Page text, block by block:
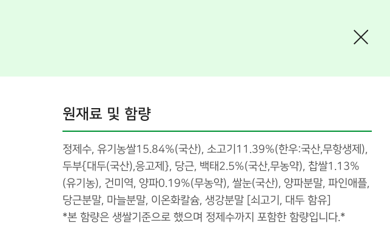
원재료 및 함량
정제수, 유기농쌀15.84%(국산), 소고기11.39%(한우:국산,무항생제),
두부{대두(국산),응고제}, 당근, 백태2.5%(국산,무농약), 찹쌀1.13%
(유기농), 건미역, 양파0.19%(무농약), 쌀눈(국산), 양파분말, 파인애플,
당근분말, 마늘분말, 이온화칼슘, 생강분말 [쇠고기, 대두 함유]
*본 함량은 생쌀기준으로 했으며 정제수까지 포함한 함량입니다.*